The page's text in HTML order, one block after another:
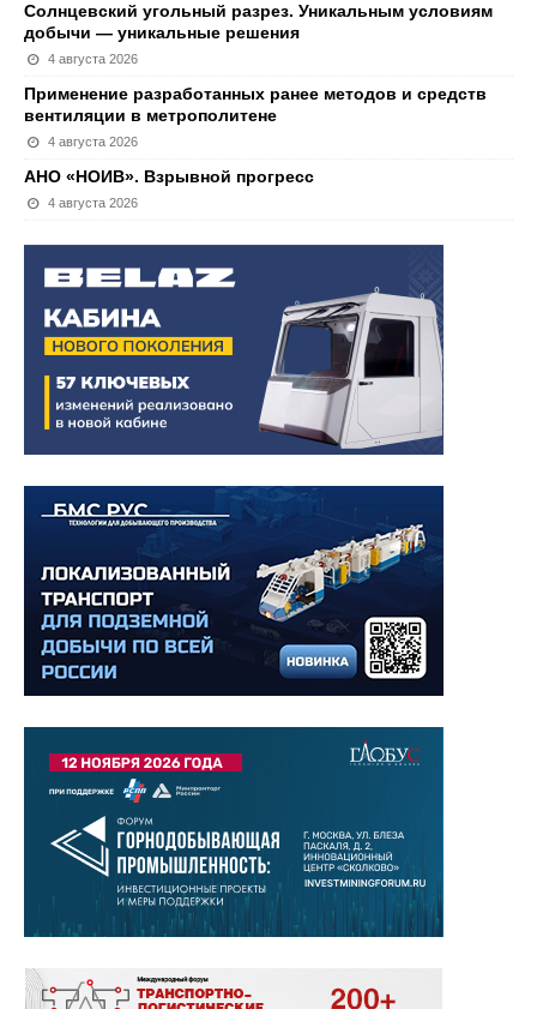
Солнцевский угольный разрез. Уникальным условиям
добычи — уникальные решения
4 августа 2026
Применение разработанных ранее методов и средств
вентиляции в метрополитене
4 августа 2026
АНО «НОИВ». Взрывной прогресс
4 августа 2026